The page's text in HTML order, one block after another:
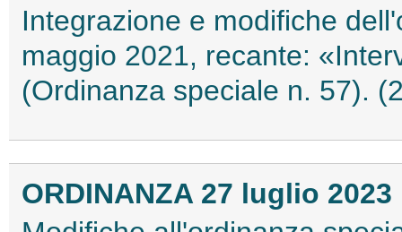
Integrazione e modifiche
maggio 2021, recante:
(Ordinanza speciale n. 57).
ORDINANZA 27 luglio 2023